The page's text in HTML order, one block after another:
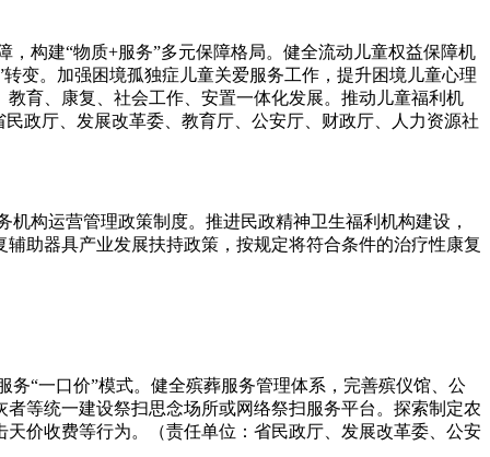
构建“物质+服务”多元保障格局。健全流动儿童权益保障机
变。加强困境孤独症儿童关爱服务工作，提升困境儿童心理
育、康复、社会工作、安置一体化发展。推动儿童福利机
政厅、发展改革委、教育厅、公安厅、财政厅、人力资源社
构运营管理政策制度。推进民政精神卫生福利机构建设，
助器具产业发展扶持政策，按规定将符合条件的治疗性康复
“一口价”模式。健全殡葬服务管理体系，完善殡仪馆、公
等统一建设祭扫思念场所或网络祭扫服务平台。探索制定农
价收费等行为。（责任单位：省民政厅、发展改革委、公安